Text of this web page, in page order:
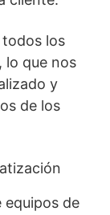
los
lo que nos
y
de los
equipos de